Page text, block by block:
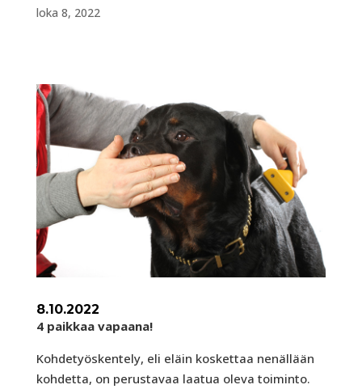
loka 8, 2022
8.10.2022
4 paikkaa vapaana!
Kohdetyöskentely, eli eläin koskettaa nenällään
kohdetta, on perustavaa laatua oleva toiminto.